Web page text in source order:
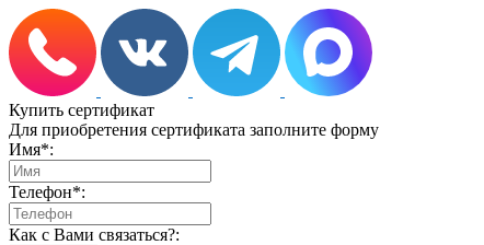
Купить сертификат
Для приобретения сертификата заполните форму
Имя*:
Телефон*:
Как с Вами связаться?: